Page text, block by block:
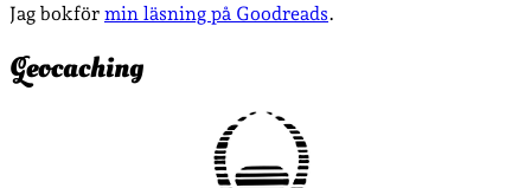
Jag bokför min läsning på Goodreads.
Geocaching